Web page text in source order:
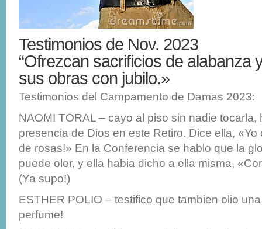
Testimonios de Nov. 2023
“Ofrezcan sacrificios de alabanza
sus obras con jubilo.»
Testimonios del Campamento de Damas 2023:
NAOMI TORAL – cayo al piso sin nadie tocarla,
presencia de Dios en este Retiro. Dice ella, «Yo
de rosas!» En la Conferencia se hablo que la
puede oler, y ella habia dicho a ella misma,
(Ya supo!)
ESTHER POLIO – testifico que tambien olio
perfume!